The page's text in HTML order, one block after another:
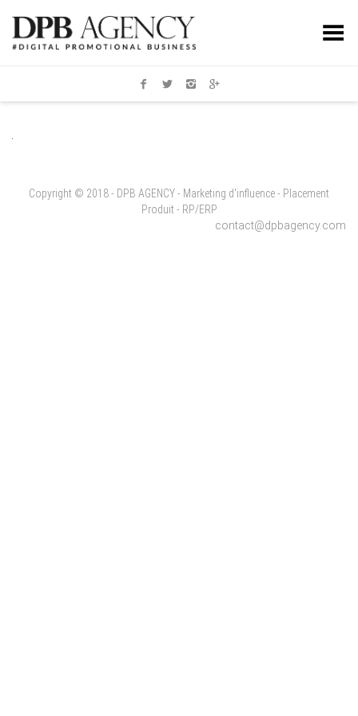
Toggle Menu
Copyright © 2018 - DPB AGENCY - Marketing d'influence - Placement
Produit - RP/ERP
contact@dpbagency.com